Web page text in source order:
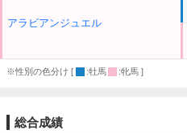
アラビアンジュエル
※性別の色分け [ :牡馬 :牝馬 ]
総合成績